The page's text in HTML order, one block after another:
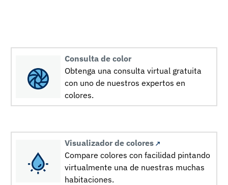
Consulta de color
Obtenga una consulta virtual gratuita
con uno de nuestros expertos en
colores.
Visualizador de colores
Compare colores con facilidad pintando
virtualmente una de nuestras muchas
habitaciones.